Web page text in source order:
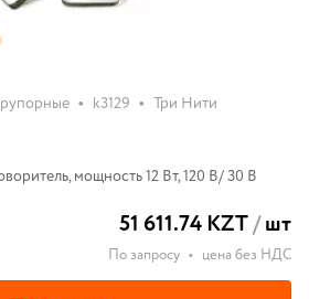
• k3129 • Три Нити
мощность 12 Вт, 120 В/ 30 В
51 611.74 KZT/шт
По запросу • цена без НДС